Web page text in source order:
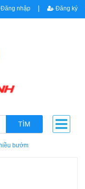
nhập | Đăng ký
TÌM
bướm